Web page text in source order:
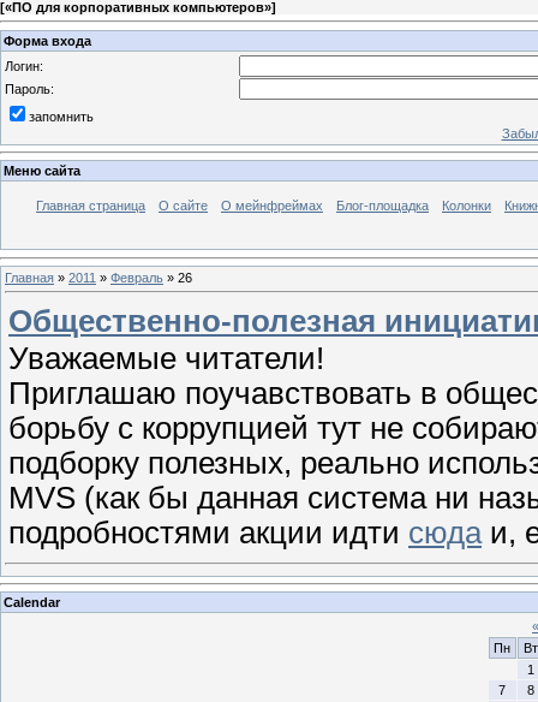
[«ПО для корпоративных компьютеров»]
Форма входа
Логин:
Пароль:
запомнить
Меню сайта
Главная страница О сайте О мейнфреймах Блог-площадка Колонки
Главная » 2011 » Февраль » 26
Общественно-полезная
Уважаемые читатели!
Приглашаю поучавствовать в
борьбу с коррупцией тут не
подборку полезных, реально
MVS (как бы данная система ни
подробностями акции идти сюдаи,
Calendar
«
Пн
Вт
1
7
8